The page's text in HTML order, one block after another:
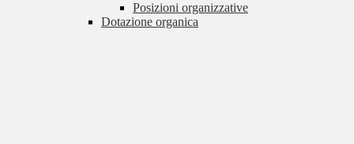
Posizioni organizzative
Dotazione organica